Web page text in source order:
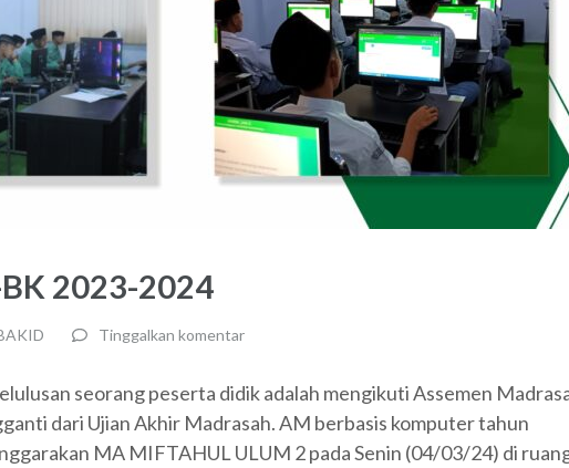
2023-2024
Tinggalkan komentar
seorang peserta didik adalah mengikuti Assemen
dari Ujian Akhir Madrasah. AM berbasis komputer tahun
MA MIFTAHUL ULUM 2 pada Senin (04/03/24) di